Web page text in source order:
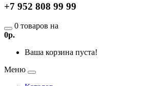
+7 952 808 99 99
0 товаров на
0р.
Ваша корзина пуста!
Меню